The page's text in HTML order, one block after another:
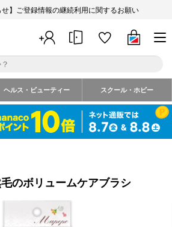
せ】ご登録情報の継続利用に関するお願い
ヘルス・ビューティー スクール・ホビー
のボリュームケアブラシ